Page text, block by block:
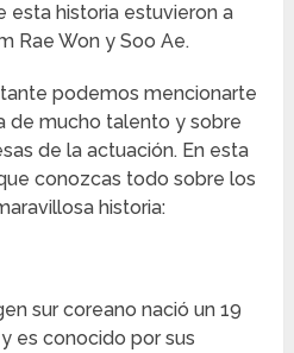
esta historia estuvieron a
Rae Won y Soo Ae.
podemos mencionarte
de mucho talento y sobre
de la actuación. En esta
conozcas todo sobre los
historia:
sur coreano nació un 19
es conocido por sus